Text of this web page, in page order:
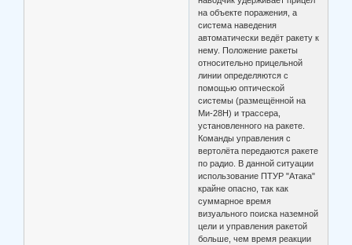
на объекте поражения, а
система наведения
автоматически ведёт ракету к
нему. Положение ракеты
относительно прицельной
линии определяются с
помощью оптической
системы (размещённой на
Ми-28Н) и трассера,
установленного на ракете.
Команды управления с
вертолёта передаются ракете
по радио. В данной ситуации
использование ПТУР "Атака"
крайне опасно, так как
суммарное время
визуального поиска наземной
цели и управления ракетой
больше, чем время реакции